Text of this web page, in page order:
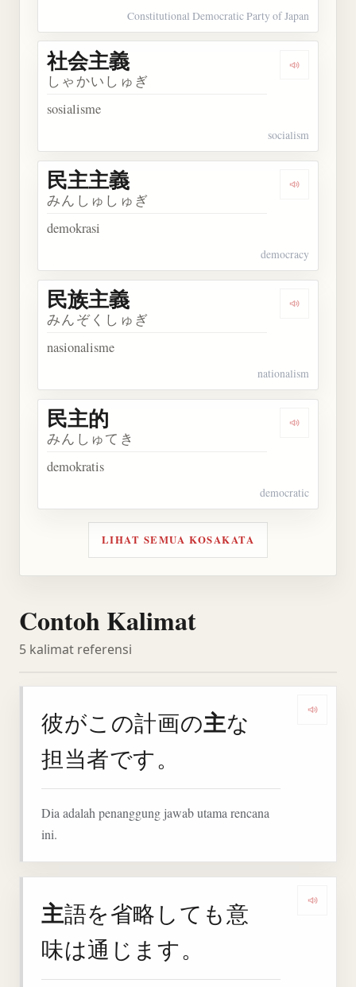
Constitutional Democratic Party of Japan
Dengarkan
社会主義
しゃかいしゅぎ
sosialisme
socialism
Dengarkan
民主主義
みんしゅしゅぎ
demokrasi
democracy
Dengarkan
民族主義
みんぞくしゅぎ
nasionalisme
nationalism
Dengarkan
民主的
みんしゅてき
demokratis
democratic
LIHAT SEMUA KOSAKATA
Contoh Kalimat
5 kalimat referensi
彼がこの計画の主な
担当者です。
Dia adalah penanggung jawab utama rencana
ini.
主語を省略しても意
味は通じます。